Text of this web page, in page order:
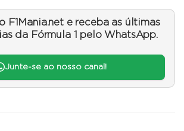
F1Mania.net e receba as últimas
da Fórmula 1 pelo WhatsApp.
Junte-se ao nosso canal!